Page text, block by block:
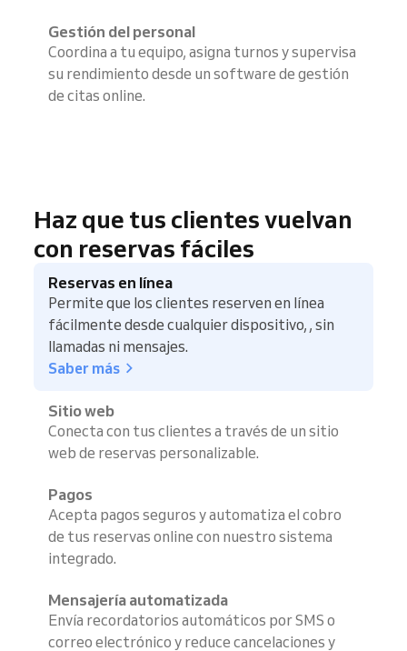
Gestión del personal
Coordina a tu equipo, asigna turnos y supervisa
su rendimiento desde un software de gestión
de citas online.
Haz que tus clientes vuelvan
con reservas fáciles
Reservas en línea
Permite que los clientes reserven en línea
fácilmente desde cualquier dispositivo, , sin
llamadas ni mensajes.
Saber más
Sitio web
Conecta con tus clientes a través de un sitio
web de reservas personalizable.
Pagos
Acepta pagos seguros y automatiza el cobro
de tus reservas online con nuestro sistema
integrado.
Mensajería automatizada
Envía recordatorios automáticos por SMS o
correo electrónico y reduce cancelaciones y